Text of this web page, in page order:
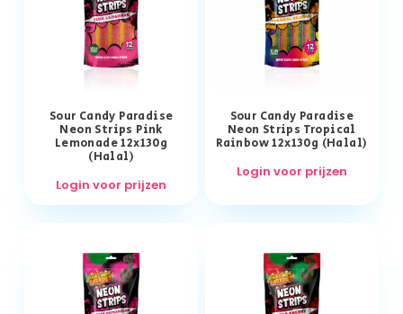
Sour Candy Paradise
Neon Strips Pink
Lemonade 12x130g
(Halal)
Login voor prijzen
Sour Candy Paradise
Neon Strips Tropical
Rainbow 12x130g (Halal)
Login voor prijzen